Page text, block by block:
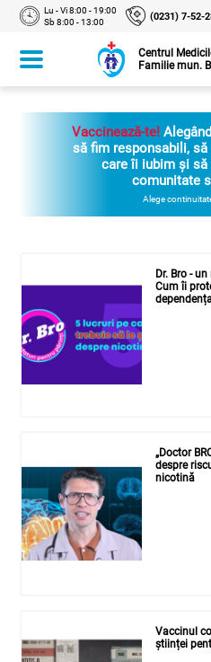
Lu - Vi 8:00 - 19:00
Sb 8:00 - 13:00
(0231) 7-52-
Centrul
Familie mun.
Vaccinează-te!
să fim responsabili,
care îi iubim și
comunitate
Alege
Dr. Bro -
Cum îi
„Doctor
despre
nicotină
Vaccinul
științei